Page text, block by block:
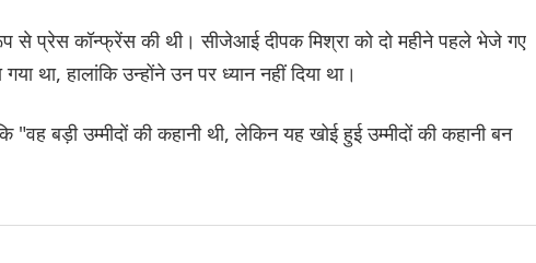
से प्रेस कॉन्फ्रेंस की थी। सीजेआई दीपक मिश्रा को दो महीने पहले भेजे गए
था, हालांकि उन्होंने उन पर ध्यान नहीं दिया था।
बड़ी उम्मीदों की कहानी थी, लेकिन यह खोई हुई उम्मीदों की कहानी बन